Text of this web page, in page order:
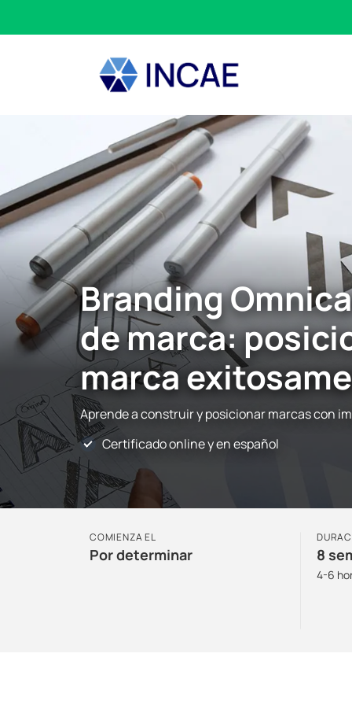
Branding
de marca:
marca
Aprende a construir y posicionar marcas con
Certificado online y en español
COMIENZA EL
Por determinar 8
4-6